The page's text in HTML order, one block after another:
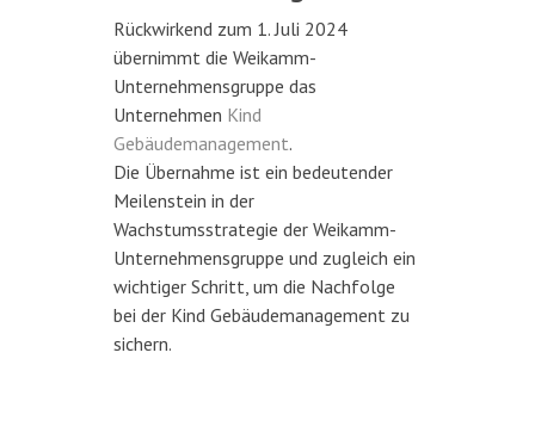
Rückwirkend zum 1. Juli 2024
übernimmt die Weikamm-
Unternehmensgruppe das
Unternehmen Kind
Gebäudemanagement.
Die Übernahme ist ein bedeutender
Meilenstein in der
Wachstumsstrategie der Weikamm-
Unternehmensgruppe und zugleich ein
wichtiger Schritt, um die Nachfolge
bei der Kind Gebäudemanagement zu
sichern.